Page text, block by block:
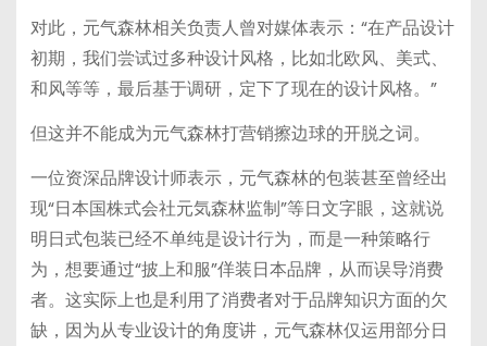
对此，元气森林相关负责人曾对媒体表示：“在产品设计
初期，我们尝试过多种设计风格，比如北欧风、美式、
和风等等，最后基于调研，定下了现在的设计风格。”
但这并不能成为元气森林打营销擦边球的开脱之词。
一位资深品牌设计师表示，元气森林的包装甚至曾经出
现“日本国株式会社元気森林监制”等日文字眼，这就说
明日式包装已经不单纯是设计行为，而是一种策略行
为，想要通过“披上和服”佯装日本品牌，从而误导消费
者。这实际上也是利用了消费者对于品牌知识方面的欠
缺，因为从专业设计的角度讲，元气森林仅运用部分日